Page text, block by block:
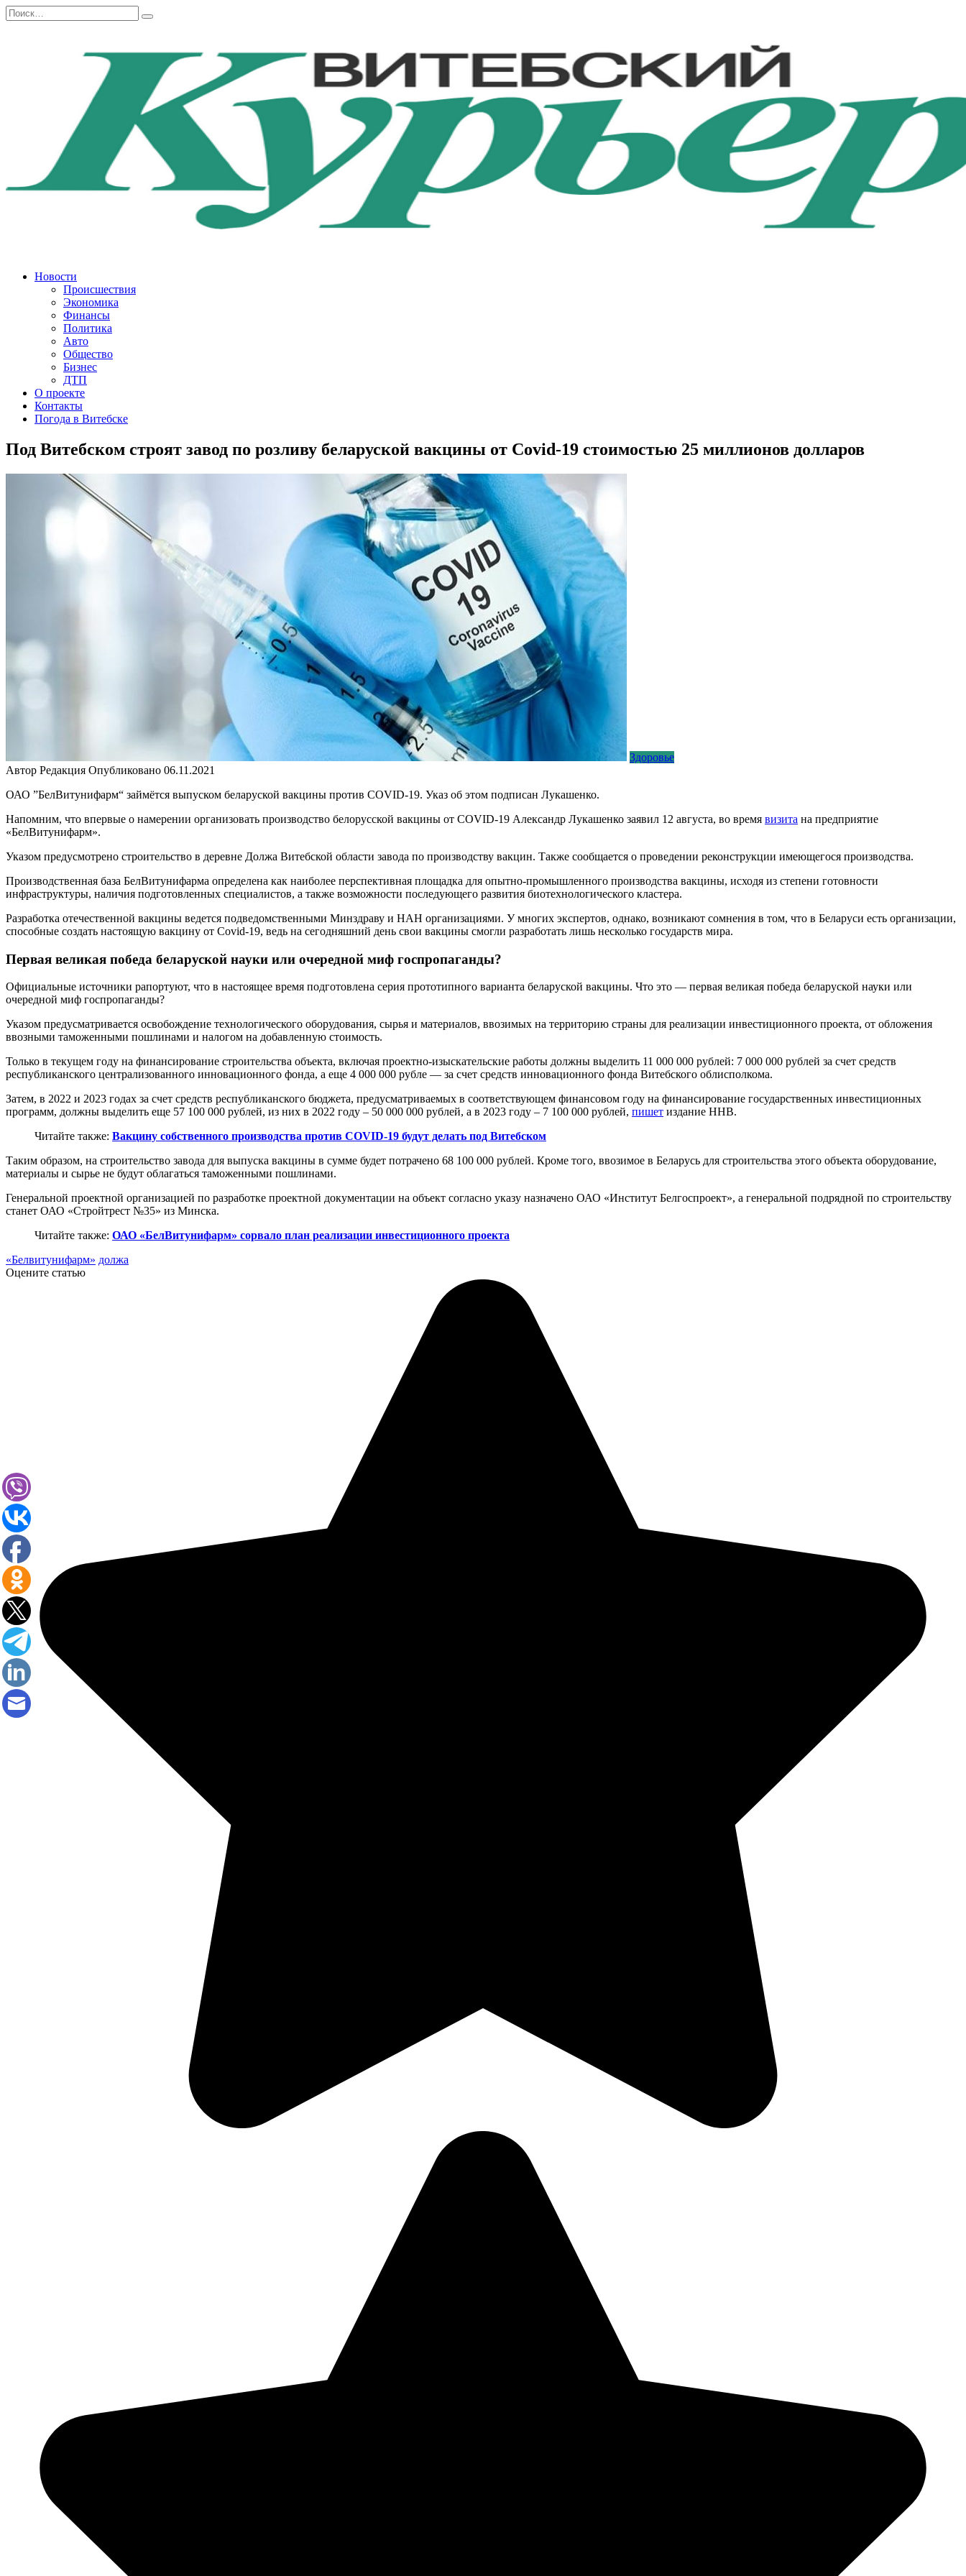
Перейти
к
Search
for:
Новости
Происшествия
Экономика
Финансы
Политика
Авто
Общество
Бизнес
ДТП
О проекте
Контакты
Погода в Витебске
Под Витебском строят завод по розливу беларуской вакцины от Covid-19 стоимостью 25 миллионов долларов
Здоровье
Автор Редакция Опубликовано 06.11.2021
ОАО ”БелВитунифарм“ займётся выпуском беларуской вакцины против COVID-19. Указ об этом подписан Лукашенко.
Напомним, что впервые о намерении организовать производство белорусской вакцины от COVID-19 Александр Лукашенко заявил 12 августа, во время визита на предприятие
«БелВитунифарм».
Указом предусмотрено строительство в деревне Должа Витебской области завода по производству вакцин. Также сообщается о проведении реконструкции имеющегося производства.
Производственная база БелВитунифарма определена как наиболее перспективная площадка для опытно-промышленного производства вакцины, исходя из степени готовности
инфраструктуры, наличия подготовленных специалистов, а также возможности последующего развития биотехнологического кластера.
Разработка отечественной вакцины ведется подведомственными Минздраву и НАН организациями. У многих экспертов, однако, возникают сомнения в том, что в Беларуси есть организации,
способные создать настоящую вакцину от Covid-19, ведь на сегодняшний день свои вакцины смогли разработать лишь несколько государств мира.
Первая великая победа беларуской науки или очередной миф госпропаганды?
Официальные источники рапортуют, что в настоящее время подготовлена серия прототипного варианта беларуской вакцины. Что это — первая великая победа беларуской науки или
очередной миф госпропаганды?
Указом предусматривается освобождение технологического оборудования, сырья и материалов, ввозимых на территорию страны для реализации инвестиционного проекта, от обложения
ввозными таможенными пошлинами и налогом на добавленную стоимость.
Только в текущем году на финансирование строительства объекта, включая проектно-изыскательские работы должны выделить 11 000 000 рублей: 7 000 000 рублей за счет средств
республиканского централизованного инновационного фонда, а еще 4 000 000 рубле — за счет средств инновационного фонда Витебского облисполкома.
Затем, в 2022 и 2023 годах за счет средств республиканского бюджета, предусматриваемых в соответствующем финансовом году на финансирование государственных инвестиционных
программ, должны выделить еще 57 100 000 рублей, из них в 2022 году – 50 000 000 рублей, а в 2023 году – 7 100 000 рублей, пишет издание ННВ.
Читайте также: Вакцину собственного производства против COVID-19 будут делать под Витебском
Таким образом, на строительство завода для выпуска вакцины в сумме будет потрачено 68 100 000 рублей. Кроме того, ввозимое в Беларусь для строительства этого объекта оборудование,
материалы и сырье не будут облагаться таможенными пошлинами.
Генеральной проектной организацией по разработке проектной документации на объект согласно указу назначено ОАО «Институт Белгоспроект», а генеральной подрядной по строительству
станет ОАО «Стройтрест №35» из Минска.
Читайте также: ОАО «БелВитунифарм» сорвало план реализации инвестиционного проекта
«Белвитунифарм» должа
Оцените статью